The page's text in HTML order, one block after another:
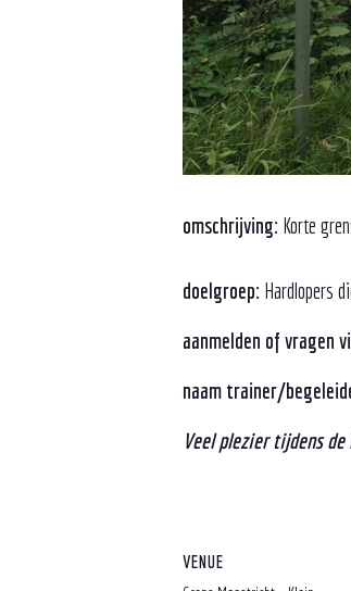
omschrijving: Korte
doelgroep: Hardlopers
aanmelden of vragen
naam trainer/
Veel plezier tijdens
VENUE